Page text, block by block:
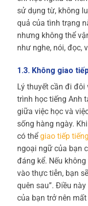
sử dụng từ, không
quả của tình trạng
nhưng không thể
như nghe, nói, đọc,
1.3. Không giao
Lý thuyết cần đi
trình học tiếng Anh
giữa việc học và
sống hàng ngày.
có thểgiao tiếp
ngoại ngữ của bạn
đáng kể. Nếu
vào thực tiễn, bạn
quên sau”. Điều
của bạn trở nên